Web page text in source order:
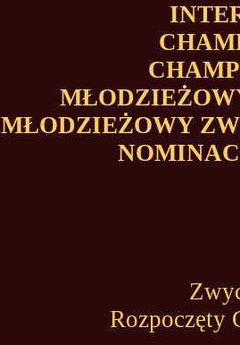
MŁODZIEŻOWY
Rozpoczęty